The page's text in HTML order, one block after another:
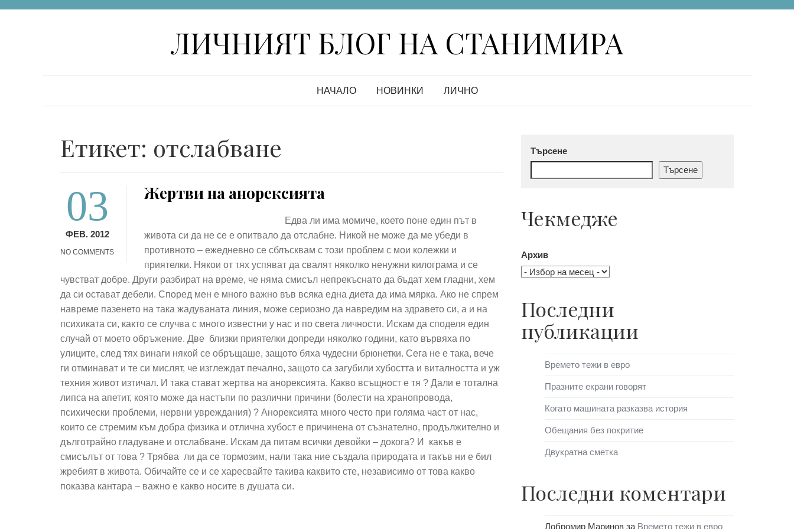
ЛИЧНИЯТ БЛОГ НА СТАНИМИРА
НАЧАЛО НОВИНКИ ЛИЧНО
Етикет: отслабване
03
ФЕВ. 2012
NO COMMENTS
Жертви на анорексията
Едва ли има момиче, което поне един път в
живота си да не се е опитвало да отслабне. Никой не може да ме убеди в
противното – ежедневно се сблъсквам с този проблем с мои колежки и
приятелки. Някои от тях успяват да свалят няколко ненужни килограма и се
чувстват добре. Други разбират на време, че няма смисъл непрекъснато да бъдат хем гладни, хем
да си остават дебели. Според мен е много важно във всяка една диета да има мярка. Ако не спрем
навреме пазенето на така жадуваната линия, може сериозно да навредим на здравето си, а и на
психиката си, както се случва с много известни у нас и по света личности. Искам да споделя един
случай от моето обръжение. Две близки приятелки допреди няколко години, като вървяха по
улиците, след тях винаги някой се обръщаше, защото бяха чудесни брюнетки. Сега не е така, вече
ги отминават и те си мислят, че изглеждат печално, защото са загубили хубостта и виталността и уж
техния живот изтичал. И така стават жертва на анорексията. Какво всъщност е тя ? Дали е тотална
липса на апетит, която може да настъпи по различни причини (болести на хранопровода,
психически проблеми, нервни увреждания) ? Анорексията много често при голяма част от нас,
които се стремим към добра физика и отлична хубост е причинена от съзнателно, продължително и
дълготрайно гладуване и отслабване. Искам да питам всички девойки – докога? И какъв е
смисълът от това ? Трябва ли да се тормозим, нали така ние създала природата и такъв ни е бил
жребият в живота. Обичайте се и се харесвайте такива каквито сте, независимо от това какво
показва кантара – важно е какво носите в душата си.
Търсене
Търсене
Чекмедже
Архив
Последни
публикации
Времето тежи в евро
Празните екрани говорят
Когато машината разказва история
Обещания без покритие
Двукратна сметка
Последни коментари
Добромир Маринов за Времето тежи в евро